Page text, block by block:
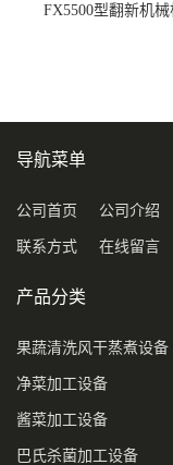
FX5500型翻新机
导航菜单
公司首页 公司介绍
联系方式 在线留言
产品分类
果蔬清洗风干蒸煮设备
净菜加工设备
酱菜加工设备
巴氏杀菌加工设备